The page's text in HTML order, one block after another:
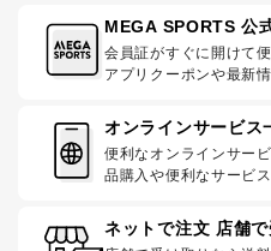
MEGA SPORTS 公
会員証がすぐに開けて便
アプリクーポンや最新
オンラインサービス
便利なオンラインサー
品購入や便利なサービ
ネットで注文 店舗で